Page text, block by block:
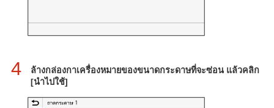
4
ล้างกล่องกาเครื่องหมายของขนาดกระดาษที่จะซ่อน แล้วคลิก
[นำไปใช้]